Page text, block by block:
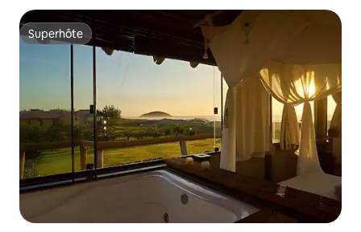
Superhôte
Superhôte